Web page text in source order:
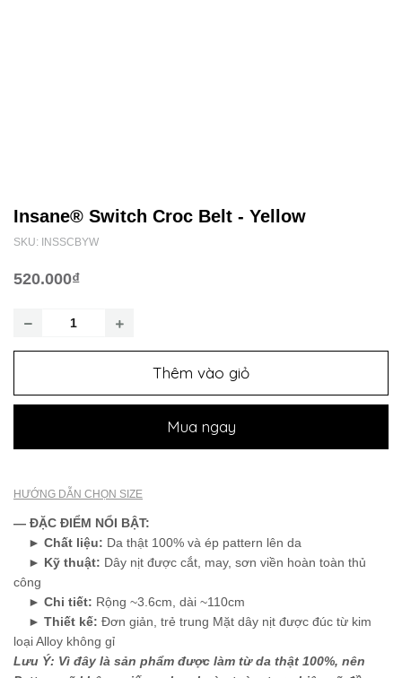
Insane® Switch Croc Belt - Yellow
SKU: INSSCBYW
520.000₫
Thêm vào giỏ
Mua ngay
HƯỚNG DẪN CHỌN SIZE
— ĐẶC ĐIỂM NỔI BẬT:
► Chất liệu: Da thật 100% và ép pattern lên da
► Kỹ thuật: Dây nịt được cắt, may, sơn viền hoàn toàn thủ
công
► Chi tiết: Rộng ~3.6cm, dài ~110cm
► Thiết kế: Đơn giản, trẻ trung Mặt dây nịt được đúc từ kim
loại Alloy không gỉ
Lưu Ý: Vì đây là sản phẩm được làm từ da thật 100%, nên